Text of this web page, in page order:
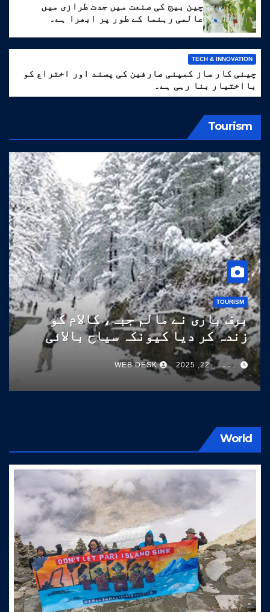
چین بیج کی صنعت میں جدت طرازی میں
عالمی رہنما کے طور پر ابھرا ہے۔
TECH & INNOVATION
چینی کار ساز کمپنی صارفین کی پسند اور اختراع کو
بااختیار بنا رہی ہے۔
Tourism
TOURISM
برف باری نے مالم جبہ، کالام کو
زندہ کر دیا کیونکہ سیاح بالائی
سوات کی طرف آتے ہیں
دسمبر 22, 2025 WEB DESK
World